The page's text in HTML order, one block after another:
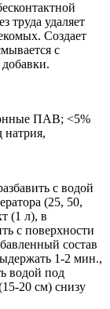
труда удаляет
Создает
с
ПАВ; <5%
с водой
(25, 50,
(1 л), в
с поверхности
состав
1-2 мин.,
водой под
20 см) снизу